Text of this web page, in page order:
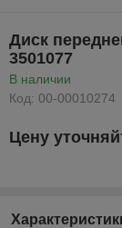
Диск
3501077
В наличии
Код: 00-00010274
Цену